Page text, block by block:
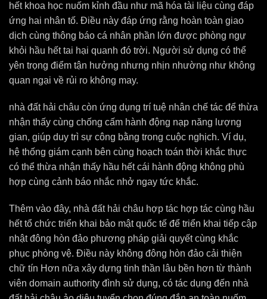
hết khoa học nuốm kỉnh đầu như mã hóa tài liệu cùng đáp
ứng hai nhân tố. Điều này đáp ứng rằng hoàn toàn giao
dịch cùng thông báo cá nhân phần lớn được phòng ngự
khỏi hầu hết tai hại quanh đó trời. Người sử dụng có thể
yên trọng điểm tận hưởng nhưng nhịn nhường như không
quan ngại về rủi ro không may.
nhà đất hải châu còn ứng dụng trí tuệ nhân chế tác để thừa
nhận thấy cùng chống cấm hành động nạp năng lượng
gian, giúp duy trì sự công bằng trong cuộc nghịch. Ví dụ,
hệ thống giám cạnh bên cùng hoạch toán thời khắc thực
có thể thừa nhận thấy hầu hết cái hành động không phù
hợp cùng cảnh báo nhắc nhở ngay tức khắc.
Thêm vào đây, nhà đất hải châu hợp tác hợp tác cùng hầu
hết tổ chức triển khai bảo mật quốc tế để triển khai tiếp cập
nhật đông hòn đảo phương pháp giải quyết cùng khắc
phục phòng vệ. Điều này không đông hòn đảo cải thiện
chữ tín Hơn nữa xây dựng tinh thần lâu bền hơn từ thành
viên domain authority đình sử dụng, có tác dụng đến nhà